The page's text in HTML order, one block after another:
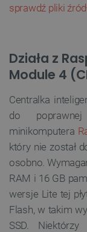
sprawdź pliki
Działa z
Module 4
Centralka
do
minikomputera
który nie został
osobno.
RAM i 16 GB
wersje Lite tej
Flash, w takim
SSD. Niektórzy